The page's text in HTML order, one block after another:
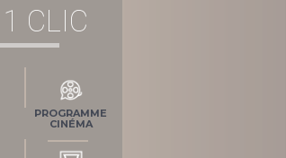
CLIC
PROGRAMME
CINÉMA